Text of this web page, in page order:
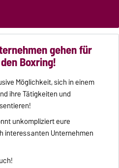
gehen für
Boxring!
Möglichkeit, sich in einem
ihre Tätigkeiten und
unkompliziert eure
interessanten Unternehmen